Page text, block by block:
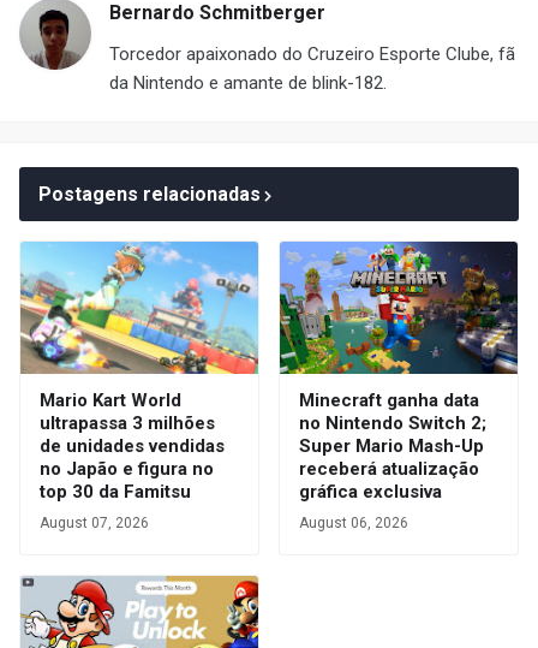
Bernardo Schmitberger
Torcedor apaixonado do Cruzeiro Esporte Clube, fã
da Nintendo e amante de blink-182.
Postagens relacionadas
Mario Kart World
ultrapassa 3 milhões
de unidades vendidas
no Japão e figura no
top 30 da Famitsu
August 07, 2026
Minecraft ganha data
no Nintendo Switch 2;
Super Mario Mash-Up
receberá atualização
gráfica exclusiva
August 06, 2026